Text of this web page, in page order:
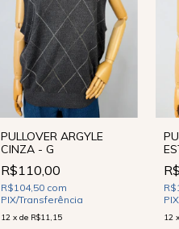
PULLOVER ARGYLE
CINZA - G
R$110,00
R$104,50 com
PIX/Transferência
12 xde R$11,15 12